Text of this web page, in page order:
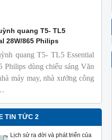
quang T5- TL5
28W/865 Philips
quang T5- TL5 Essential
Philips dùng chiếu sáng Văn
máy may, nhà xưởng công
TIN TỨC 2
Lịch sử ra đời và phát triển của